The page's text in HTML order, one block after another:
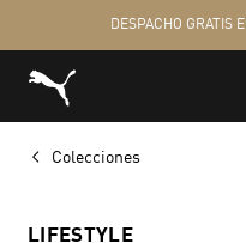
Colecciones
LIFESTYLE